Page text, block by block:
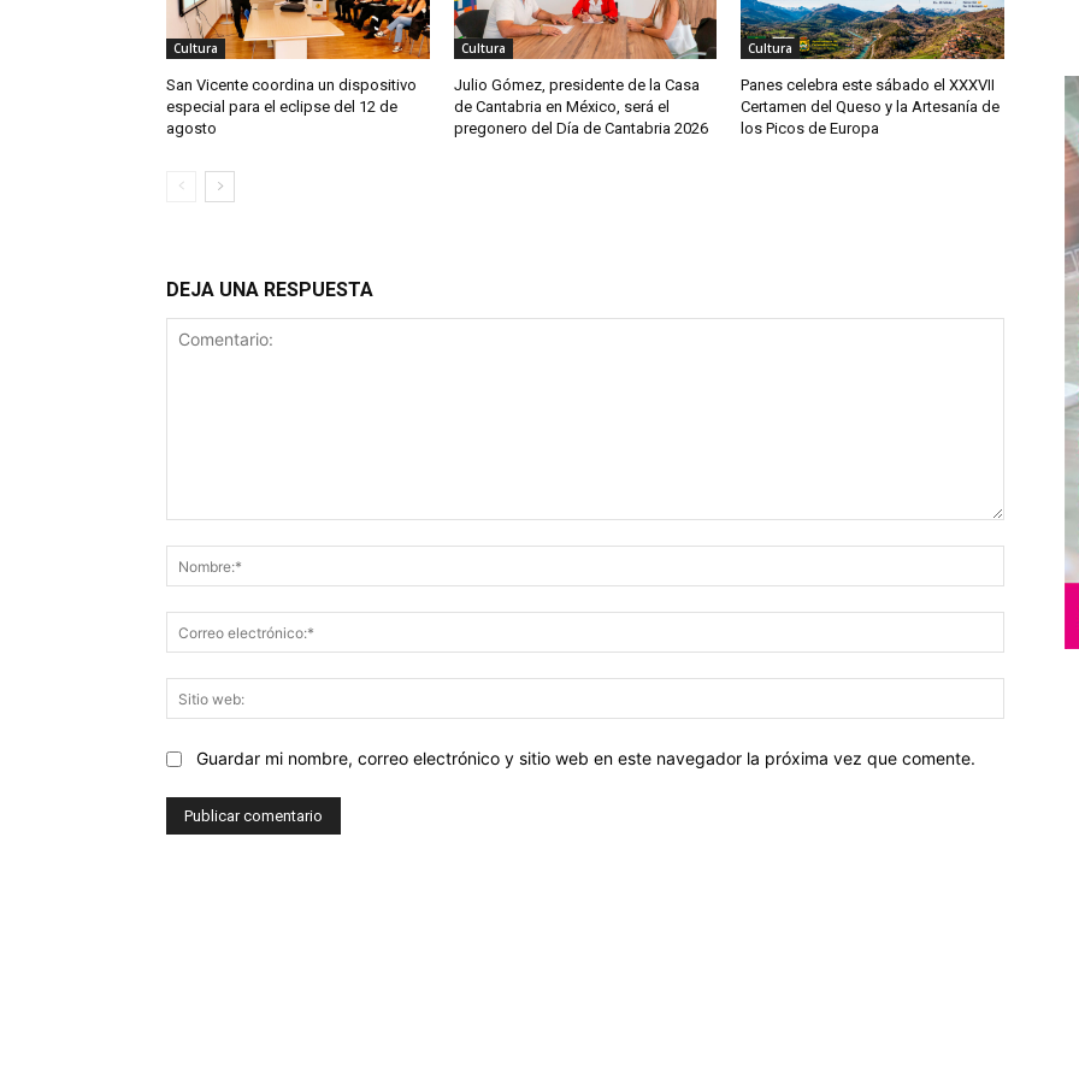
Cultura
San Vicente coordina un dispositivo
especial para el eclipse del 12 de
agosto
Cultura
Julio Gómez, presidente de la Casa
de Cantabria en México, será el
pregonero del Día de Cantabria 2026
Cultura
Panes celebra este sábado el XXXVII
Certamen del Queso y la Artesanía de
los Picos de Europa
DEJA UNA RESPUESTA
Nombre:*
web:
Guardar mi nombre, correo electrónico y sitio web en este navegador la próxima vez que comente.